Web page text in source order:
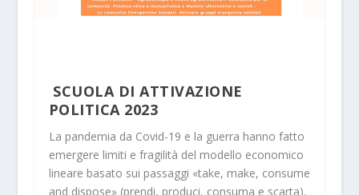
SCUOLA DI ATTIVAZIONE
POLITICA 2023
La pandemia da Covid-19 e la guerra hanno fatto
emergere limiti e fragilità del modello economico
lineare basato sui passaggi «take, make, consume
and dispose» (prendi, produci, consuma e scarta).